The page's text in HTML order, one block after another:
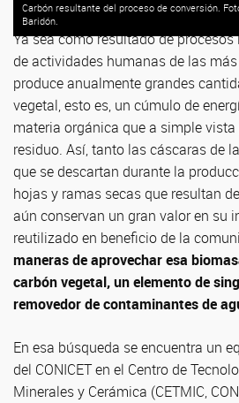
Carbón resultante del proceso de conversión.
Baridón.
Ya sea como resultado de
de actividades humanas de las
produce anualmente grandes
vegetal, esto es, un cúmulo de
materia orgánica que a simple
residuo. Así, tanto las cáscaras de
que se descartan durante la
hojas y ramas secas que resultan
aún conservan un gran valor en su
reutilizado en beneficio de la
maneras de aprovechar esa
carbón vegetal, un elemento de
removedor de contaminantes de
En esa búsqueda se encuentra un
del CONICET en el Centro de
Minerales y Cerámica (CETMIC,